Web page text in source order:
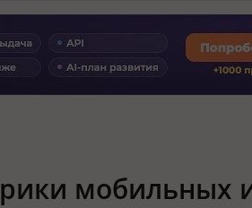
мобильных